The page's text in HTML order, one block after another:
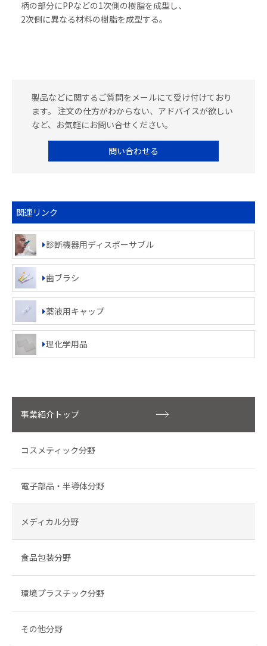
事業紹介トップ
コスメティック分野
電子部品・半導体分野
メディカル分野
食品包装分野
環境プラスチック分野
その他分野
柄の部分にPPなどの1次側の樹脂を成型し、
2次側に異なる材料の樹脂を成型する。
製品などに関するご質問をメールにて受け付けており
ます。 注文の仕方がわからない、アドバイスが欲しい
など、お気軽にお問い合せください。
問い合わせる
関連リンク
診断機器用ディスポーサブル
歯ブラシ
薬液用キャップ
理化学用品